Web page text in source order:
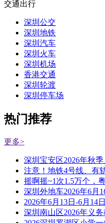
交通出行
深圳公交
深圳地铁
深圳汽车
深圳火车
深圳机场
香港交通
深圳轮渡
深圳停车场
热门推荐
更多>
深圳宝安区2026年秋
注意！地铁4号线、有
摇啊摇~1次1.5万个，
深圳外地车2026年6月
2026年6月13日-6月14
深圳南山区2026年义